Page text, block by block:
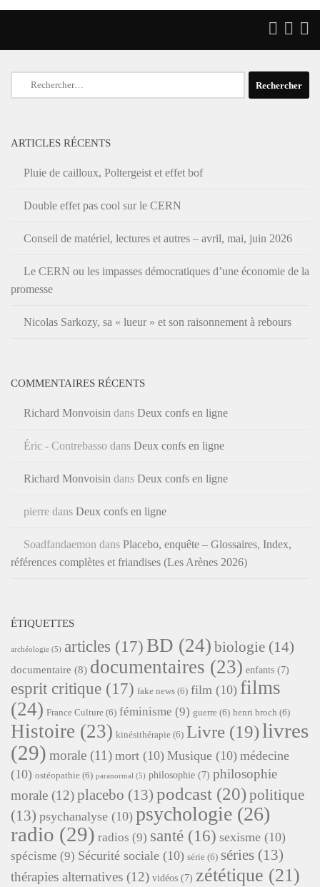
Rechercher :
ARTICLES RÉCENTS
Pluie de cailloux, Poltergeist et effet bof
Double effet pas cool sur le CERN
Conseil de matériel, lectures et autres – avril, mai, juin 2026
Le CERN ou les impasses démocratiques d’une économie de la
promesse
Nicolas Sarkozy, sa « lueur » et son raisonnement à rebours
COMMENTAIRES RÉCENTS
Richard Monvoisin dans Deux confs en ligne
Éric - Contrebasso dans Deux confs en ligne
Richard Monvoisin dans Deux confs en ligne
pierre dans Deux confs en ligne
Soadfandaemon dans Placebo, enquête – Glossaires, Index,
références complètes et friandises (Les Arènes 2026)
ÉTIQUETTES
archéologie (5) articles (17) BD (24) biologie (14)
documentaire (8) documentaires (23) enfants (7)
esprit critique (17) fake news (6) film (10) films
(24) France Culture (6) féminisme (9) guerre (6) henri broch (6)
Histoire (23) kinésithérapie (6) Livre (19)livres
(29) morale (11) mort (10) Musique (10) médecine
(10) ostéopathie (6) paranormal (5) philosophie (7) philosophie
morale (12)placebo (13) podcast (20)politique
(13) psychanalyse (10) psychologie (26)
radio (29) radios (9) santé (16) sexisme (10)
spécisme (9) Sécurité sociale (10) série (6) séries (13)
thérapies alternatives (12) vidéos (7) zététique (21)